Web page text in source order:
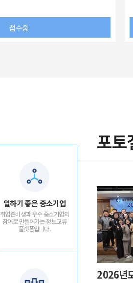
접수중
포토
2026년
일하기 좋은 중소기업
취업준비생과 우수 중소기업의
참여로만들어가는 정보교류
플랫폼입니다.